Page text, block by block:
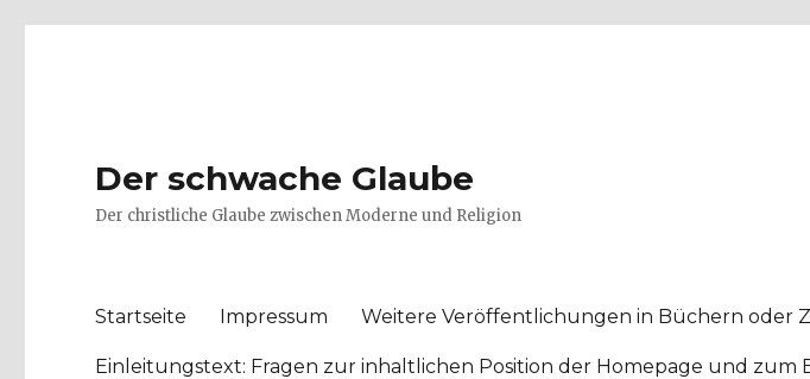
Der schwache Glaube
Der christliche Glaube zwischen Moderne und Religion
Startseite Impressum Weitere Veröffentlichungen in Büchern oder
Einleitungstext: Fragen zur inhaltlichen Position der Homepage und zum